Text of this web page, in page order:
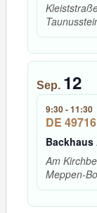
Sep. 12
9:30-11:30
DE
Backhaus
Am
Meppen-